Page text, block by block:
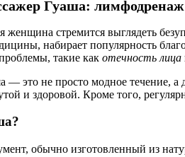
Гуаша:
женщина стремится выглядеть
набирает популярность
такие как отечность лица
— это не просто модное течение, а
и здоровой. Кроме того,
обычно изготовленный из